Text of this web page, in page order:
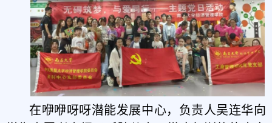
在咿咿呀呀潜能发展中心，负责人吴连华向